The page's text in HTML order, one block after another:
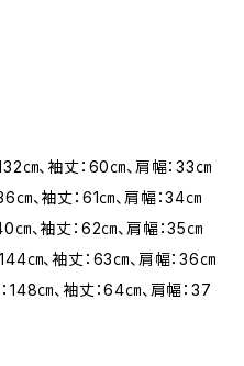
㎝、袖丈：60㎝、肩幅：33㎝
㎝、袖丈：61㎝、肩幅：34㎝
㎝、袖丈：62㎝、肩幅：35㎝
144㎝、袖丈：63㎝、肩幅：36㎝
148㎝、袖丈：64㎝、肩幅：37